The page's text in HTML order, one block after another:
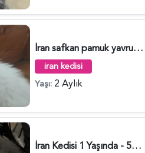
İran safkan pamuk yavrularim - 5232
iran kedisi
Yaşı: 2 Aylık
İran Kedisi 1 Yaşında - 5180